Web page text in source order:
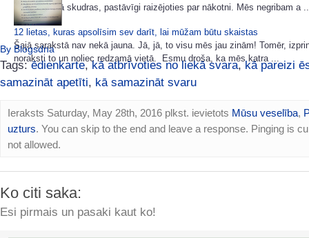
Skraidām kā skudras, pastāvīgi raizējoties par nākotni. Mēs negribam a
12 lietas, kuras apsolīsim sev darīt, lai mūžam būtu skaistas
Šajā sarakstā nav nekā jauna. Jā, jā, to visu mēs jau zinām! Tomēr,
noraksti to un noliec redzamā vietā. Esmu droša, ka mēs katra ...
By Blogsdna
Tags:ēdienkarte,kā atbrīvoties no liekā svara,kā pareizi
samazināt apetīti, kā samazināt svaru
Ieraksts Saturday, May 28th, 2016 plkst. ievietots Mūsu veselība,
uzturs. You can skip to the end and leave a response. Pinging is
not allowed.
Ko citi saka:
Esi pirmais un pasaki kaut ko!